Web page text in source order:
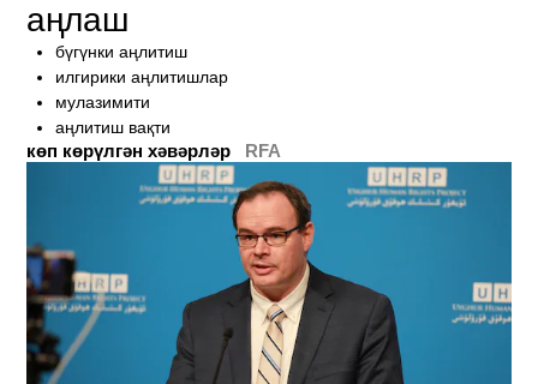
аңлаш
бүгүнки аңлитиш
илгирики аңлитишлар
мулазимити
аңлитиш вақти
көп көрүлгән хәвәрләр RFA